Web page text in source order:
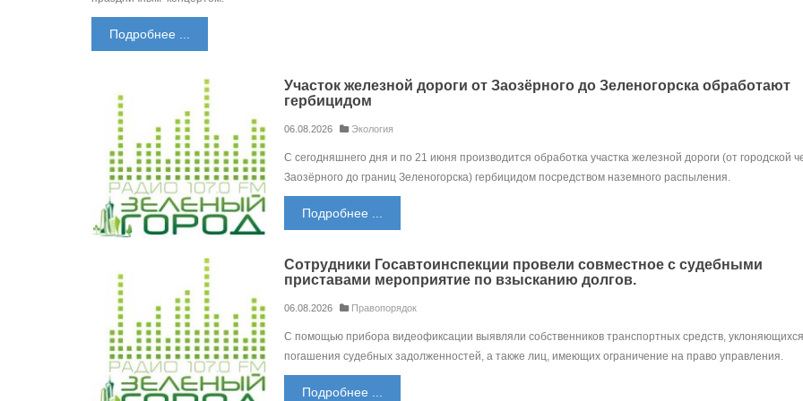
Подробнее ...
Участок железной дороги от Заозёрного до Зеленогорска обработают
гербицидом
06.08.2026 Экология
С сегодняшнего дня и по 21 июня производится обработка участка железной дороги (от городской
Заозёрного до границ Зеленогорска) гербицидом посредством наземного распыления.
Подробнее ...
Сотрудники Госавтоинспекции провели совместное с судебными
приставами мероприятие по взысканию долгов.
06.08.2026 Правопорядок
С помощью прибора видеофиксации выявляли собственников транспортных средств,
погашения судебных задолженностей, а также лиц, имеющих ограничение на право управления.
Подробнее ...